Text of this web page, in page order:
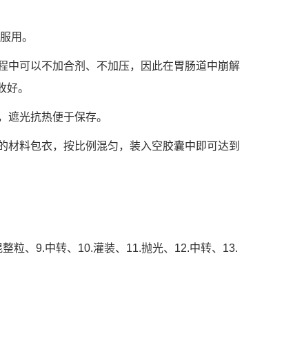
用。
中可以不加合剂、不加压，因此在胃肠道中崩解
。
光抗热便于保存。
料包衣，按比例混匀，装入空胶囊中即可达到
粒、9.中转、10.灌装、11.抛光、12.中转、13.